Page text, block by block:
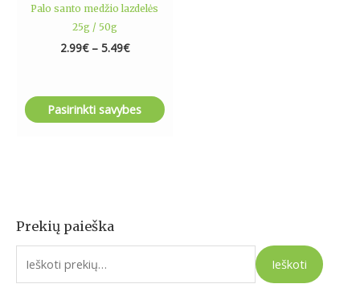
Prekių paieška
I
e
Ieškoti
Palo santo medžio lazdelės
25g / 50g
2.99€ – 5.49€
Pasirinkti savybes
page